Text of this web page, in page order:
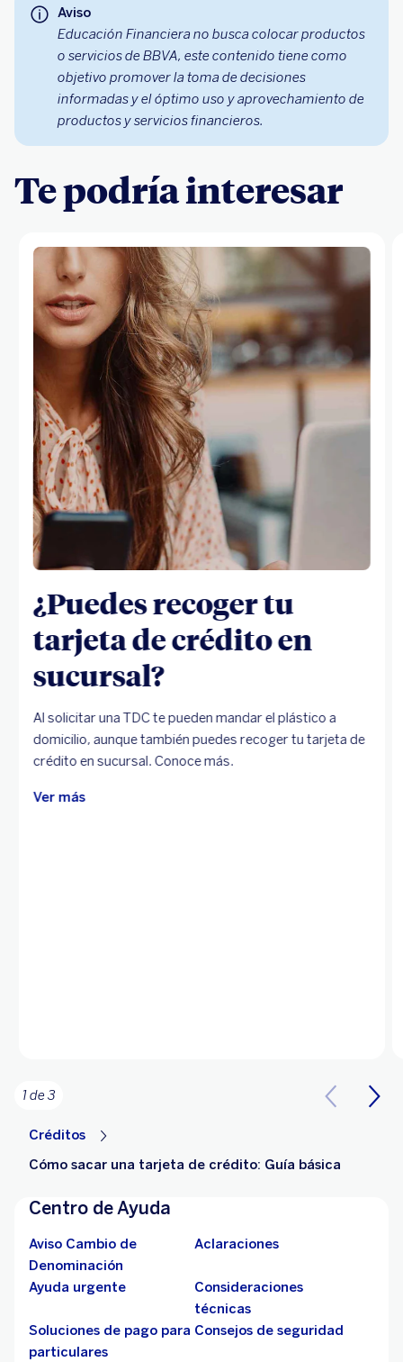
Aviso
Educación Financiera no busca colocar productos
o servicios de BBVA, este contenido tiene como
objetivo promover la toma de decisiones
informadas y el óptimo uso y aprovechamiento de
productos y servicios financieros.
Te podría interesar
¿Puedes recoger tu
tarjeta de crédito en
sucursal?
Al solicitar una TDC te pueden mandar el plástico a
domicilio, aunque también puedes recoger tu tarjeta de
crédito en sucursal. Conoce más.
Ver más
1 de 3
Créditos
Cómo sacar una tarjeta de crédito: Guía básica
Centro de Ayuda
Aviso Cambio de
Denominación
Aclaraciones
Ayuda urgente
Consideraciones
técnicas
Soluciones de pago para
particulares
Consejos de seguridad